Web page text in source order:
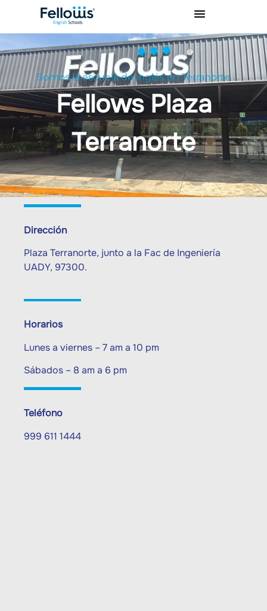
Somos la escuela de inglés en Terranorte
Fellows Plaza
Terranorte
Dirección
Plaza Terranorte, junto a la Fac de Ingeniería
UADY, 97300.
Horarios
Lunes a viernes – 7 am a 10 pm
Sábados – 8 am a 6 pm
Teléfono
999 611 1444